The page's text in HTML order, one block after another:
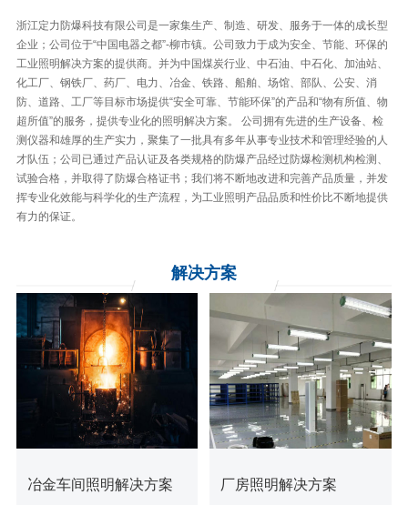
浙江定力防爆科技有限公司是一家集生产、制造、研发、服务于一体的成长型
企业；公司位于“中国电器之都”-柳市镇。公司致力于成为安全、节能、环保的
工业照明解决方案的提供商。并为中国煤炭行业、中石油、中石化、加油站、
化工厂、钢铁厂、药厂、电力、冶金、铁路、船舶、场馆、部队、公安、消
防、道路、工厂等目标市场提供“安全可靠、节能环保”的产品和“物有所值、物
超所值”的服务，提供专业化的照明解决方案。 公司拥有先进的生产设备、检
测仪器和雄厚的生产实力，聚集了一批具有多年从事专业技术和管理经验的人
才队伍；公司已通过产品认证及各类规格的防爆产品经过防爆检测机构检测、
试验合格，并取得了防爆合格证书；我们将不断地改进和完善产品质量，并发
挥专业化效能与科学化的生产流程，为工业照明产品品质和性价比不断地提供
有力的保证。
解决方案
冶金车间照明解决方案
查看更多
厂房照明解决方案